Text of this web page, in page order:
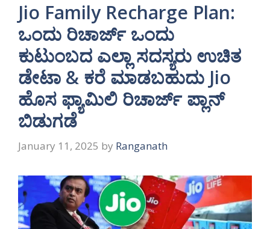
Jio Family Recharge Plan:
ಒಂದು ರಿಚಾರ್ಜ್ ಒಂದು
ಕುಟುಂಬದ ಎಲ್ಲಾ ಸದಸ್ಯರು ಉಚಿತ
ಡೇಟಾ & ಕರೆ ಮಾಡಬಹುದು Jio
ಹೊಸ ಫ್ಯಾಮಿಲಿ ರಿಚಾರ್ಜ್ ಪ್ಲಾನ್
ಬಿಡುಗಡೆ
January 11, 2025 by Ranganath